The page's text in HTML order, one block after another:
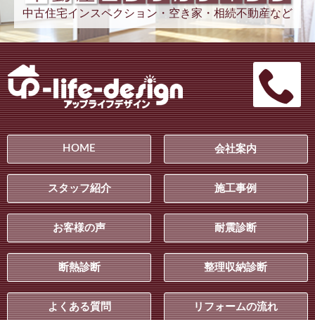
中古住宅インスペクション・空き家・相続不動産など
HOME 会社案内
スタッフ紹介 施工事例
お客様の声 耐震診断
断熱診断 整理収納診断
よくある質問 リフォームの流れ